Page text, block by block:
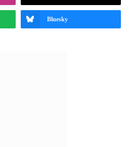
Bluesky